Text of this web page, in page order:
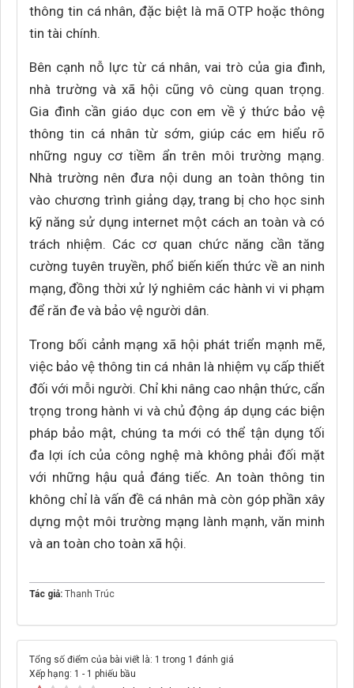
thông tin cá nhân, đặc biệt là mã OTP hoặc thông
tin tài chính.
Bên cạnh nỗ lực từ cá nhân, vai trò của gia đình,
nhà trường và xã hội cũng vô cùng quan trọng.
Gia đình cần giáo dục con em về ý thức bảo vệ
thông tin cá nhân từ sớm, giúp các em hiểu rõ
những nguy cơ tiềm ẩn trên môi trường mạng.
Nhà trường nên đưa nội dung an toàn thông tin
vào chương trình giảng dạy, trang bị cho học sinh
kỹ năng sử dụng internet một cách an toàn và có
trách nhiệm. Các cơ quan chức năng cần tăng
cường tuyên truyền, phổ biến kiến thức về an ninh
mạng, đồng thời xử lý nghiêm các hành vi vi phạm
để răn đe và bảo vệ người dân.
Trong bối cảnh mạng xã hội phát triển mạnh mẽ,
việc bảo vệ thông tin cá nhân là nhiệm vụ cấp thiết
đối với mỗi người. Chỉ khi nâng cao nhận thức, cẩn
trọng trong hành vi và chủ động áp dụng các biện
pháp bảo mật, chúng ta mới có thể tận dụng tối
đa lợi ích của công nghệ mà không phải đối mặt
với những hậu quả đáng tiếc. An toàn thông tin
không chỉ là vấn đề cá nhân mà còn góp phần xây
dựng một môi trường mạng lành mạnh, văn minh
và an toàn cho toàn xã hội.
Tác giả: Thanh Trúc
Tổng số điểm của bài viết là: 1 trong 1 đánh giá
Xếp hạng: 1 - 1 phiếu bầu